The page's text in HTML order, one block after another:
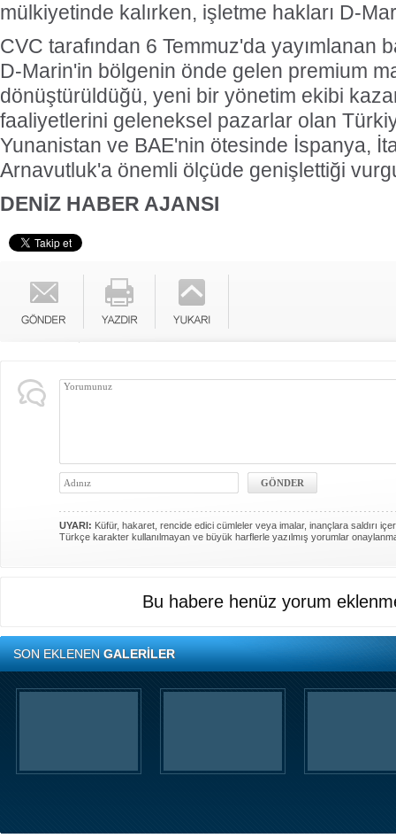
mülkiyetinde kalırken, işletme hakları D-
CVC tarafından 6 Temmuz'da yayımlanan
D-Marin'in bölgenin önde gelen premium
dönüştürüldüğü, yeni bir yönetim ekibi
faaliyetlerini geleneksel pazarlar olan
Yunanistan ve BAE'nin ötesinde İspanya,
Arnavutluk'a önemli ölçüde genişlettiği
DENİZ HABER AJANSI
UYARI: Küfür, hakaret, rencide edici cümleler veya imalar, inançlara saldırı
Türkçe karakter kullanılmayan ve büyük harflerle yazılmış yorumlar
Bu habere henüz yorum
SON EKLENENGALERİLER